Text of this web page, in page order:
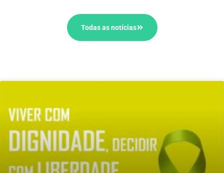
Todas as notícias